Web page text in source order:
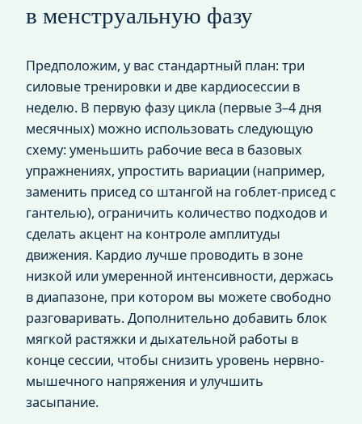
в менструальную фазу
Предположим, у вас стандартный план: три
силовые тренировки и две кардиосессии в
неделю. В первую фазу цикла (первые 3–4 дня
месячных) можно использовать следующую
схему: уменьшить рабочие веса в базовых
упражнениях, упростить вариации (например,
заменить присед со штангой на гоблет-присед с
гантелью), ограничить количество подходов и
сделать акцент на контроле амплитуды
движения. Кардио лучше проводить в зоне
низкой или умеренной интенсивности, держась
в диапазоне, при котором вы можете свободно
разговаривать. Дополнительно добавить блок
мягкой растяжки и дыхательной работы в
конце сессии, чтобы снизить уровень нервно-
мышечного напряжения и улучшить
засыпание.